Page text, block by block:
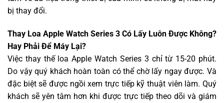
bị thay đổi.
Thay Loa Apple Watch Series 3 Có Lấy Luôn Được Không?
Hay Phải Để Máy Lại?
Việc thay thế loa Apple Watch Series 3 chỉ từ 15-20 phút.
Do vậy quý khách hoàn toàn có thể chờ lấy ngay được. Và
đặc biệt sẽ được ngồi xem trực tiếp kỹ thuật viên làm. Quý
khách sẽ yên tâm hơn khi được trực tiếp theo dõi và giám